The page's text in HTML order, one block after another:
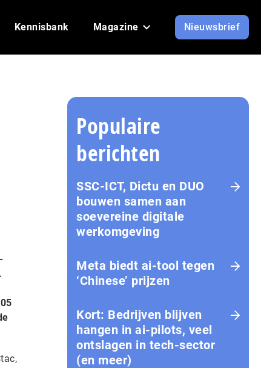
Kennisbank Magazine Nieuwsbrief
Populaire
berichten
SSC-ICT, Dictu en DUO
bouwen samen aan
soevereine digitale
werkomgeving
Meta biedt ai-tool tegen
‘Chinese’ prijzen
Kort: Bedrijven blijven
hangen in ai-pilots, veel
ontslagen in tech-sector
(en meer)